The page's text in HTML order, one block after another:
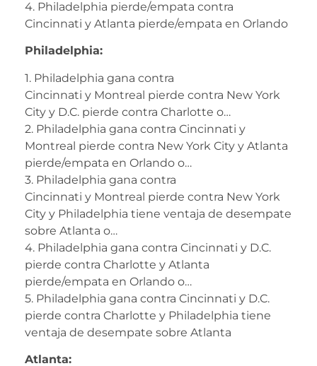
4. Philadelphia pierde/empata contra
Cincinnati y Atlanta pierde/empata en Orlando
Philadelphia:
1. Philadelphia gana contra
Cincinnati y Montreal pierde contra New York
City y D.C. pierde contra Charlotte o…
2. Philadelphia gana contra Cincinnati y
Montreal pierde contra New York City y Atlanta
pierde/empata en Orlando o…
3. Philadelphia gana contra
Cincinnati y Montreal pierde contra New York
City y Philadelphia tiene ventaja de desempate
sobre Atlanta o…
4. Philadelphia gana contra Cincinnati y D.C.
pierde contra Charlotte y Atlanta
pierde/empata en Orlando o…
5. Philadelphia gana contra Cincinnati y D.C.
pierde contra Charlotte y Philadelphia tiene
ventaja de desempate sobre Atlanta
Atlanta: